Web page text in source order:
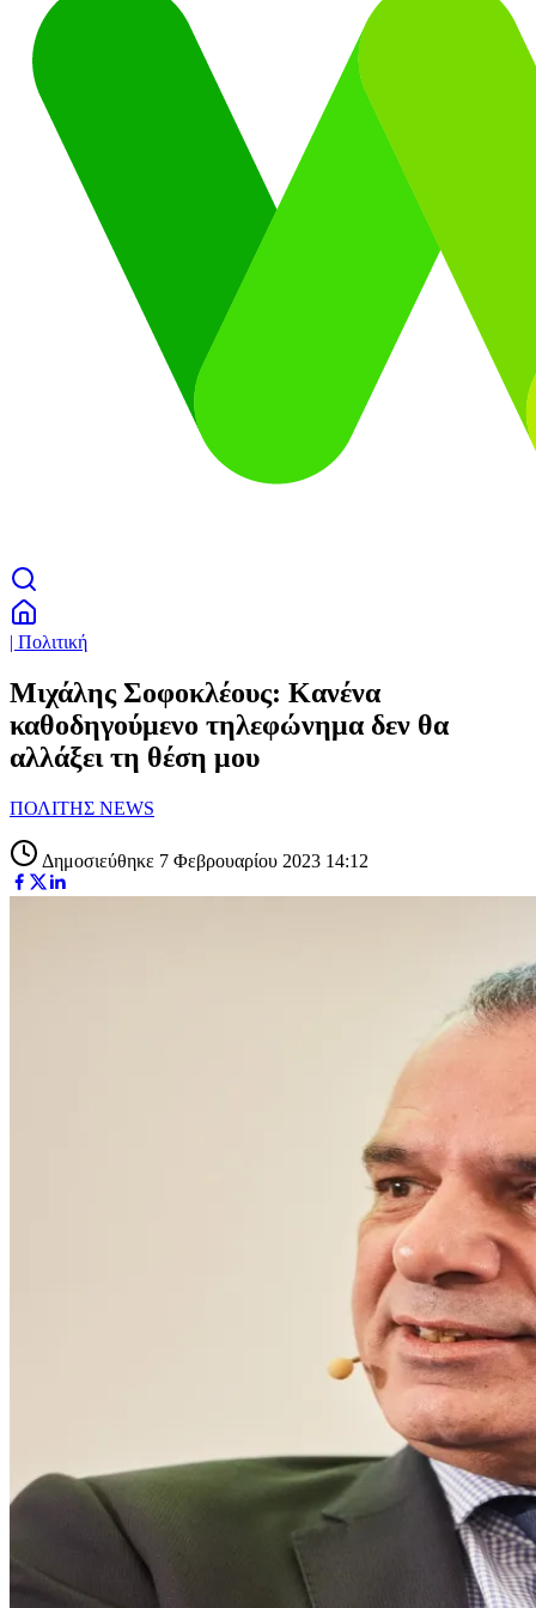
| Πολιτική
Μιχάλης Σοφοκλέους: Κανένα
καθοδηγούμενο τηλεφώνημα δεν θα
αλλάξει τη θέση μου
ΠΟΛΙΤΗΣ NEWS
Δημοσιεύθηκε 7 Φεβρουαρίου 2023 14:12